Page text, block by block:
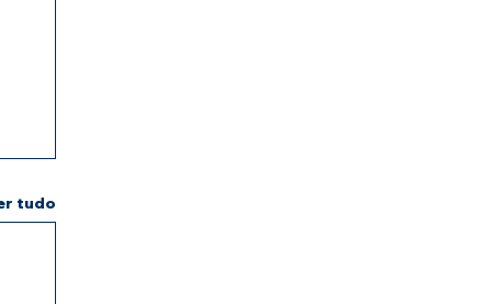
tudo